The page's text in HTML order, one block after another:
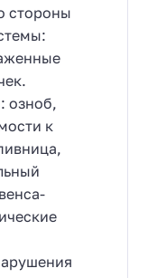
стороны
озноб,
к